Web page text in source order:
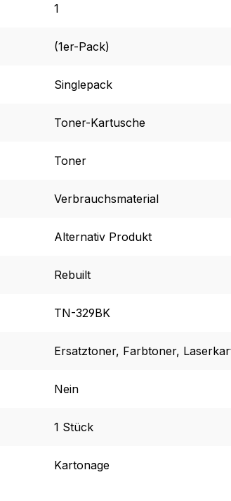
1
(1er-Pack)
Singlepack
Toner-Kartusche
Toner
Verbrauchsmaterial
Alternativ Produkt
Rebuilt
TN-329BK
Ersatztoner, Farbtoner,
Nein
1 Stück
Kartonage